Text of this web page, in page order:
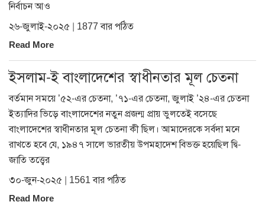
নির্বাচন আও
২৬-জুলাই-২০২৫ | 1877 বার পঠিত
Read More
ইসলাম-ই বাংলাদেশের স্বাধীনতার মূল চেতনা
বর্তমান সময়ে ’৫২-এর চেতনা, ’৭১-এর চেতনা, জুলাই ’২৪-এর চেতনা
ইত্যাদির ভিড়ে বাংলাদেশের নতুন প্রজন্ম প্রায় ভুলতেই বসেছে
বাংলাদেশের স্বাধীনতার মূল চেতনা কী ছিল। আমাদেরকে সর্বদা মনে
রাখতে হবে যে, ১৯৪৭ সালে ভারতীয় উপমহাদেশ বিভক্ত হয়েছিল দ্বি-
জাতি তত্ত্বের
৩০-জুন-২০২৫ | 1561 বার পঠিত
Read More